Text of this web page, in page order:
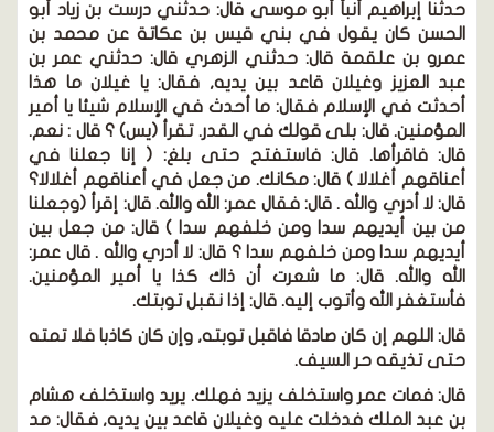
حدثنا إبراهيم أنبأ أبو موسى قال: حدثني درست بن زياد أبو
الحسن كان يقول في بني قيس بن عكاتة عن محمد بن
عمرو بن علقمة قال: حدثني الزهري قال: حدثني عمر بن
عبد العزيز وغيلان قاعد بين يديه, فقال: يا غيلان ما هذا
أحدثت في الإسلام فقال: ما أحدث في الإسلام شيئا يا أمير
المؤمنين. قال: بلى قولك في القدر. تقرأ (يس)؟ قال : نعم.
قال: فاقرأها. قال: فاستفتح حتى بلغ: ( إنا جعلنا في
أعناقهم أغلالا ) قال: مكانك. من جعل في أعناقهم أغلالا؟
قال: لا أدري والله . قال: فقال عمر: الله والله. قال: إقرأ (وجعلنا
من بين أيديهم سدا ومن خلفهم سدا )قال: من جعل بين
أيديهم سدا ومن خلفهم سدا ؟ قال: لا أدري والله . قال عمر:
الله والله. قال: ما شعرت أن ذاك كذا يا أمير المؤمنين.
فأستغفر الله وأتوب إليه. قال: إذا نقبل توبتك.
قال: اللهم إن كان صادقا فاقبل توبته, وإن كان كاذبا فلا تمته
حتى تذيقه حر السيف.
قال: فمات عمر واستخلف يزيد فهلك. يريد واستخلف هشام
بن عبد الملك فدخلت عليه وغيلان قاعد بين يديه, فقال: مد